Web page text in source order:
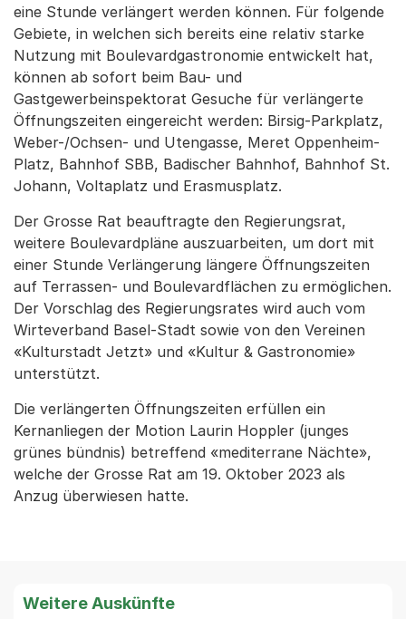
eine Stunde verlängert werden können. Für folgende
Gebiete, in welchen sich bereits eine relativ starke
Nutzung mit Boulevardgastronomie entwickelt hat,
können ab sofort beim Bau- und
Gastgewerbeinspektorat Gesuche für verlängerte
Öffnungszeiten eingereicht werden: Birsig-Parkplatz,
Weber-/Ochsen- und Utengasse, Meret Oppenheim-
Platz, Bahnhof SBB, Badischer Bahnhof, Bahnhof St.
Johann, Voltaplatz und Erasmusplatz.
Der Grosse Rat beauftragte den Regierungsrat,
weitere Boulevardpläne auszuarbeiten, um dort mit
einer Stunde Verlängerung längere Öffnungszeiten
auf Terrassen- und Boulevardflächen zu ermöglichen.
Der Vorschlag des Regierungsrates wird auch vom
Wirteverband Basel-Stadt sowie von den Vereinen
«Kulturstadt Jetzt» und «Kultur & Gastronomie»
unterstützt.
Die verlängerten Öffnungszeiten erfüllen ein
Kernanliegen der Motion Laurin Hoppler (junges
grünes bündnis) betreffend «mediterrane Nächte»,
welche der Grosse Rat am 19. Oktober 2023 als
Anzug überwiesen hatte.
Weitere Auskünfte